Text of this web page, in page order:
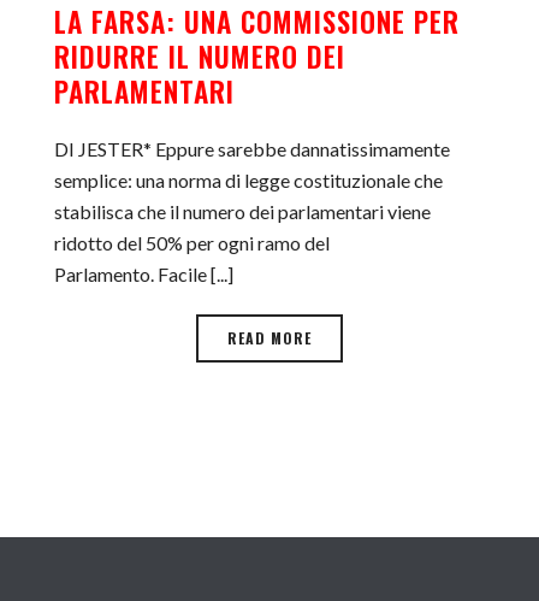
LA FARSA: UNA COMMISSIONE PER
RIDURRE IL NUMERO DEI
PARLAMENTARI
DI JESTER* Eppure sarebbe dannatissimamente
semplice: una norma di legge costituzionale che
stabilisca che il numero dei parlamentari viene
ridotto del 50% per ogni ramo del
Parlamento. Facile [...]
READ MORE